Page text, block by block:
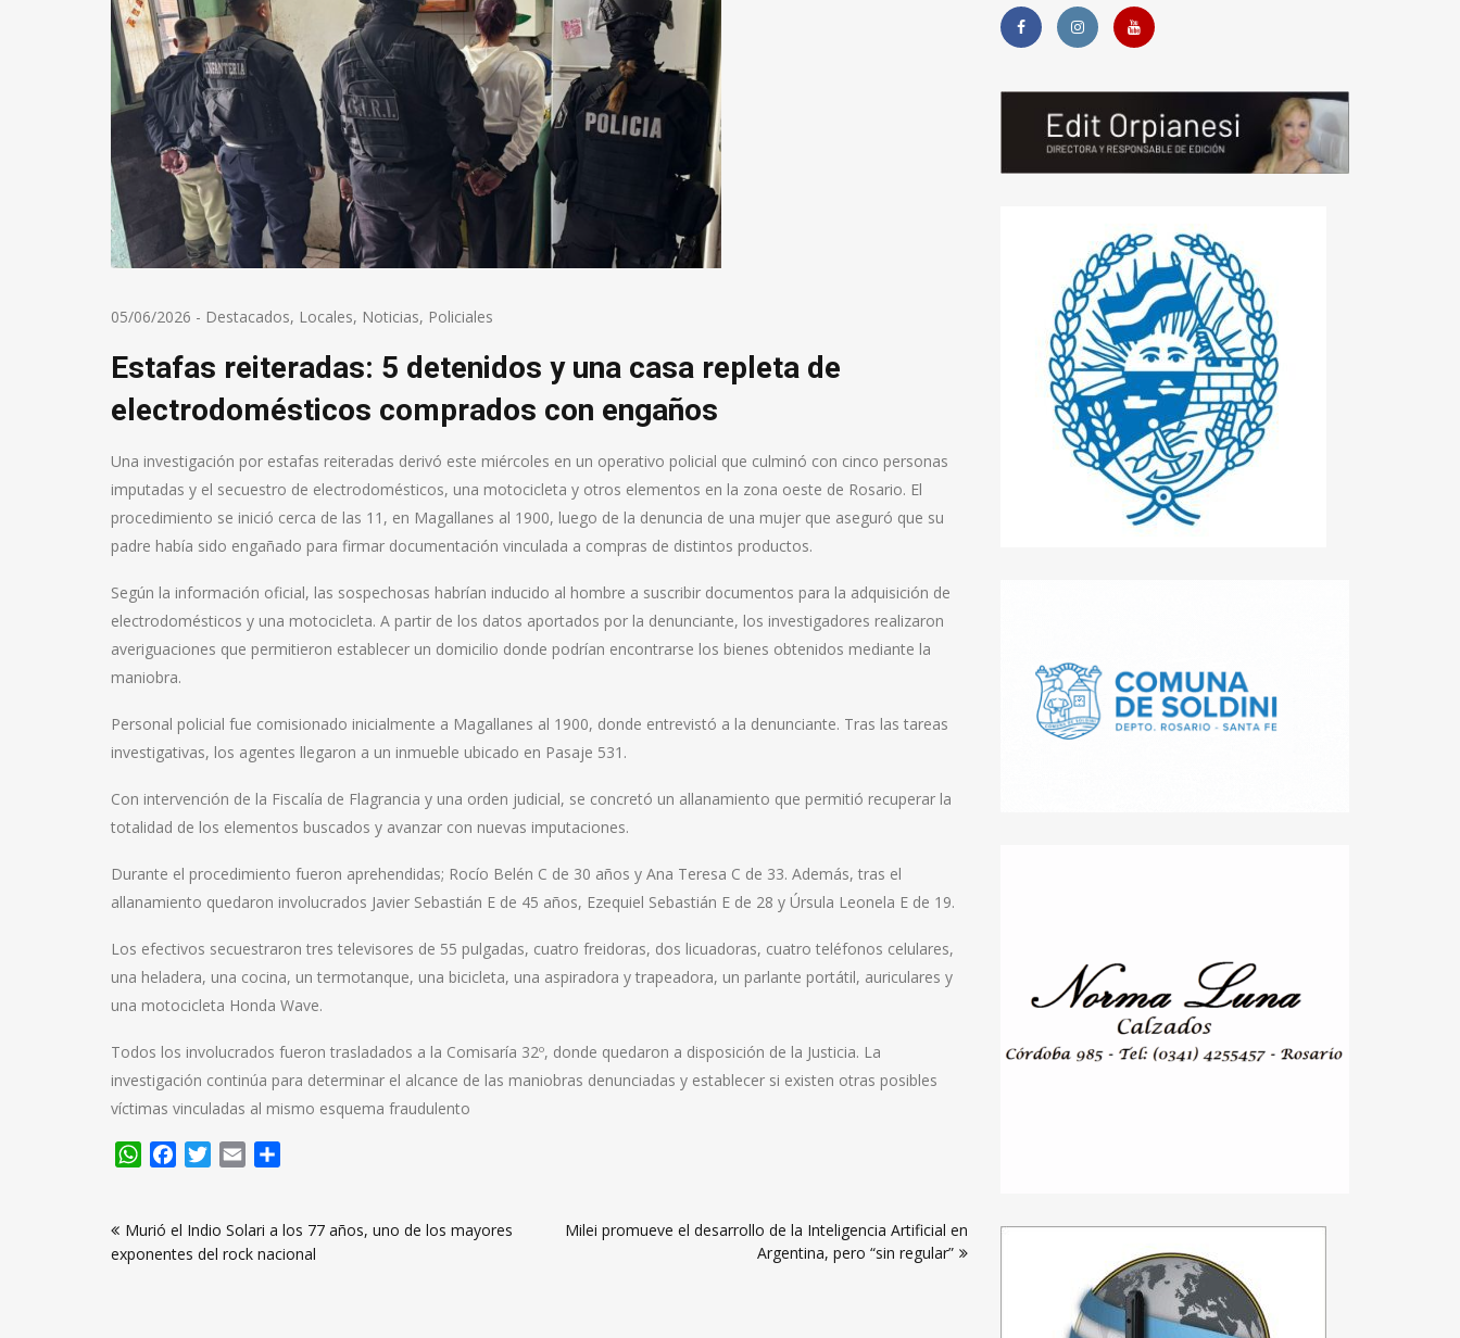
05/06/2026 - Destacados, Locales, Noticias, Policiales
Estafas reiteradas: 5 detenidos y una casa repleta de
electrodomésticos comprados con engaños
Una investigación por estafas reiteradas derivó este miércoles en un operativo policial que culminó con cinco personas
imputadas y el secuestro de electrodomésticos, una motocicleta y otros elementos en la zona oeste de Rosario. El
procedimiento se inició cerca de las 11, en Magallanes al 1900, luego de la denuncia de una mujer que aseguró que su
padre había sido engañado para firmar documentación vinculada a compras de distintos productos.
Según la información oficial, las sospechosas habrían inducido al hombre a suscribir documentos para la adquisición de
electrodomésticos y una motocicleta. A partir de los datos aportados por la denunciante, los investigadores realizaron
averiguaciones que permitieron establecer un domicilio donde podrían encontrarse los bienes obtenidos mediante la
maniobra.
Personal policial fue comisionado inicialmente a Magallanes al 1900, donde entrevistó a la denunciante. Tras las tareas
investigativas, los agentes llegaron a un inmueble ubicado en Pasaje 531.
Con intervención de la Fiscalía de Flagrancia y una orden judicial, se concretó un allanamiento que permitió recuperar la
totalidad de los elementos buscados y avanzar con nuevas imputaciones.
Durante el procedimiento fueron aprehendidas; Rocío Belén C de 30 años y Ana Teresa C de 33. Además, tras el
allanamiento quedaron involucrados Javier Sebastián E de 45 años, Ezequiel Sebastián E de 28 y Úrsula Leonela E de 19.
Los efectivos secuestraron tres televisores de 55 pulgadas, cuatro freidoras, dos licuadoras, cuatro teléfonos celulares,
una heladera, una cocina, un termotanque, una bicicleta, una aspiradora y trapeadora, un parlante portátil, auriculares y
una motocicleta Honda Wave.
Todos los involucrados fueron trasladados a la Comisaría 32º, donde quedaron a disposición de la Justicia. La
investigación continúa para determinar el alcance de las maniobras denunciadas y establecer si existen otras posibles
víctimas vinculadas al mismo esquema fraudulento
WhatsApp
FacebookTwitter
Email
deMurió el Indio Solari a los 77 años, uno de los mayores
exponentes del rock nacional
Milei promueve el desarrollo de la Inteligencia Artificial en
Argentina, pero “sin regular”